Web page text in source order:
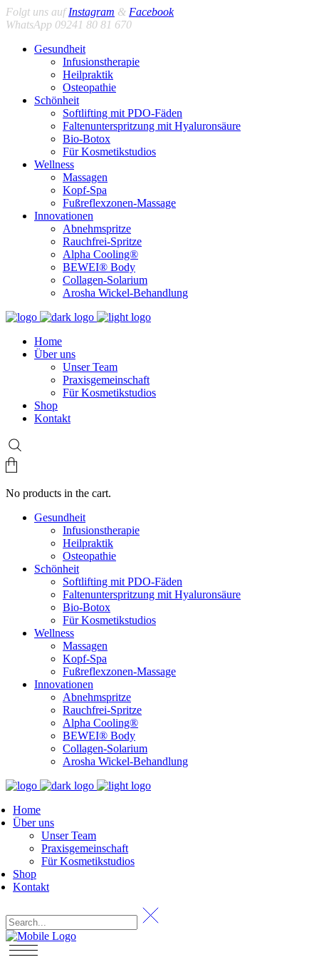
Folgt uns aufInstagram & Facebook
WhatsApp 09241 80 81 670
Gesundheit
Infusionstherapie
Heilpraktik
Osteopathie
Schönheit
Softlifting mit PDO-Fäden
Faltenunterspritzung mit Hyaluronsäure
Bio-Botox
Für Kosmetikstudios
Wellness
Massagen
Kopf-Spa
Fußreflexzonen-Massage
Innovationen
Abnehmspritze
Rauchfrei-Spritze
Alpha Cooling®
BEWEI® Body
Collagen-Solarium
Arosha Wickel-Behandlung
Home
Über uns
Unser Team
Praxisgemeinschaft
Für Kosmetikstudios
Shop
Kontakt
No products in the cart.
Gesundheit
Infusionstherapie
Heilpraktik
Osteopathie
Schönheit
Softlifting mit PDO-Fäden
Faltenunterspritzung mit Hyaluronsäure
Bio-Botox
Für Kosmetikstudios
Wellness
Massagen
Kopf-Spa
Fußreflexzonen-Massage
Innovationen
Abnehmspritze
Rauchfrei-Spritze
Alpha Cooling®
BEWEI® Body
Collagen-Solarium
Arosha Wickel-Behandlung
Home
Über uns
Unser Team
Praxisgemeinschaft
Für Kosmetikstudios
Shop
Kontakt